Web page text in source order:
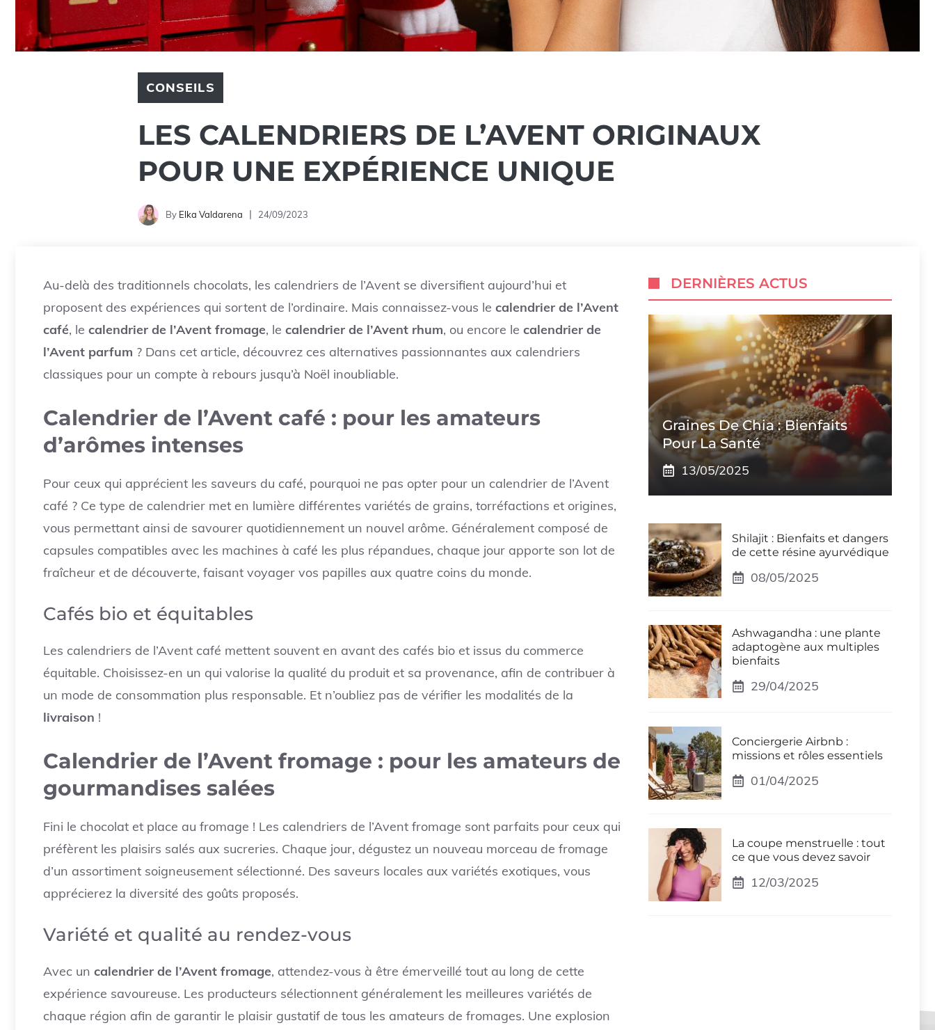
CONSEILS
LES CALENDRIERS DE L’AVENT ORIGINAUX
POUR UNE EXPÉRIENCE UNIQUE
By Elka Valdarena 24/09/2023
Au-delà des traditionnels chocolats, les calendriers de l’Avent se diversifient aujourd’hui et
proposent des expériences qui sortent de l’ordinaire. Mais connaissez-vous le calendrier de l’Avent
café, le calendrier de l’Avent fromage, le calendrier de l’Avent rhum, ou encore le calendrier de
l’Avent parfum ? Dans cet article, découvrez ces alternatives passionnantes aux calendriers
classiques pour un compte à rebours jusqu’à Noël inoubliable.
Calendrier de l’Avent café : pour les amateurs
d’arômes intenses
Pour ceux qui apprécient les saveurs du café, pourquoi ne pas opter pour un calendrier de l’Avent
café ? Ce type de calendrier met en lumière différentes variétés de grains, torréfactions et origines,
vous permettant ainsi de savourer quotidiennement un nouvel arôme. Généralement composé de
capsules compatibles avec les machines à café les plus répandues, chaque jour apporte son lot de
fraîcheur et de découverte, faisant voyager vos papilles aux quatre coins du monde.
Cafés bio et équitables
Les calendriers de l’Avent café mettent souvent en avant des cafés bio et issus du commerce
équitable. Choisissez-en un qui valorise la qualité du produit et sa provenance, afin de contribuer à
un mode de consommation plus responsable. Et n’oubliez pas de vérifier les modalités de la
livraison !
Calendrier de l’Avent fromage : pour les amateurs de
gourmandises salées
Fini le chocolat et place au fromage ! Les calendriers de l’Avent fromage sont parfaits pour ceux qui
préfèrent les plaisirs salés aux sucreries. Chaque jour, dégustez un nouveau morceau de fromage
d’un assortiment soigneusement sélectionné. Des saveurs locales aux variétés exotiques, vous
apprécierez la diversité des goûts proposés.
Variété et qualité au rendez-vous
Avec un calendrier de l’Avent fromage, attendez-vous à être émerveillé tout au long de cette
expérience savoureuse. Les producteurs sélectionnent généralement les meilleures variétés de
chaque région afin de garantir le plaisir gustatif de tous les amateurs de fromages. Une explosion
DERNIÈRES ACTUS
Graines De Chia : Bienfaits
Pour La Santé
13/05/2025
Shilajit : Bienfaits et dangers
de cette résine ayurvédique
08/05/2025
Ashwagandha : une plante
adaptogène aux multiples
bienfaits
29/04/2025
Conciergerie Airbnb :
missions et rôles essentiels
01/04/2025
La coupe menstruelle : tout
ce que vous devez savoir
12/03/2025